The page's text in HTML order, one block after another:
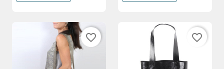
favorite_border favorite_border